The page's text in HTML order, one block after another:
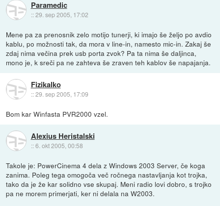
Paramedic
::29. sep 2005, 17:02
Mene pa za prenosnik zelo motijo tunerji, ki imajo še željo po avdio
kablu, po možnosti tak, da mora v line-in, namesto mic-in. Zakaj še
zdaj nima večina prek usb porta zvok? Pa ta nima še daljinca,
mono je, k sreči pa ne zahteva še zraven teh kablov še napajanja.
Fizikalko
::29. sep 2005, 17:09
Bom kar Winfasta PVR2000 vzel.
Alexius Heristalski
::6. okt 2005, 00:58
Takole je: PowerCinema 4 dela z Windows 2003 Server, če koga
zanima. Poleg tega omogoča več ročnega nastavljanja kot trojka,
tako da je že kar solidno vse skupaj. Meni radio lovi dobro, s trojko
pa ne morem primerjati, ker ni delala na W2003.